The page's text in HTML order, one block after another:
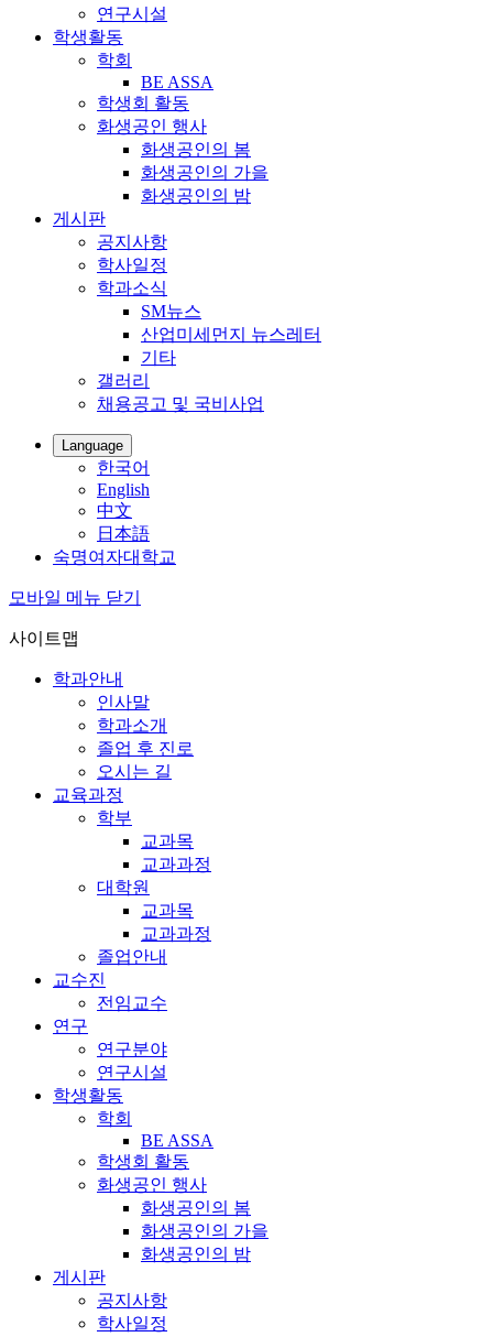
연구시설
학생활동
학회
BE ASSA
학생회 활동
화생공인 행사
화생공인의 봄
화생공인의 가을
화생공인의 밤
게시판
공지사항
학사일정
학과소식
SM뉴스
산업미세먼지 뉴스레터
기타
갤러리
채용공고 및 국비사업
Language
한국어
English
中文
日本語
숙명여자대학교
모바일 메뉴 닫기
사이트맵
학과안내
인사말
학과소개
졸업 후 진로
오시는 길
교육과정
학부
교과목
교과과정
대학원
교과목
교과과정
졸업안내
교수진
전임교수
연구
연구분야
연구시설
학생활동
학회
BE ASSA
학생회 활동
화생공인 행사
화생공인의 봄
화생공인의 가을
화생공인의 밤
게시판
공지사항
학사일정